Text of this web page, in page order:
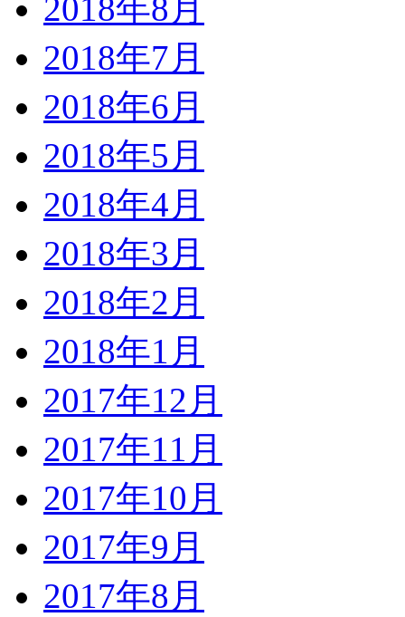
2018年8月
2018年7月
2018年6月
2018年5月
2018年4月
2018年3月
2018年2月
2018年1月
2017年12月
2017年11月
2017年10月
2017年9月
2017年8月